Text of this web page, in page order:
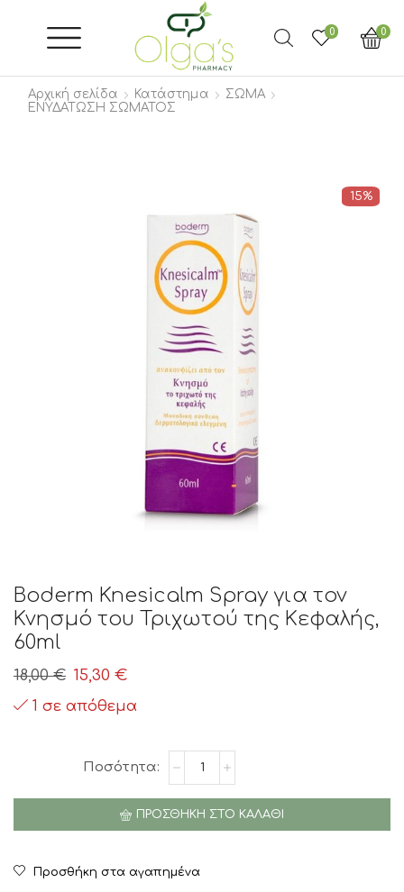
0 0
Αρχική σελίδα Κατάστημα
ΣΩΜΑ
ΕΝΥΔΑΤΩΣΗ ΣΩΜΑΤΟΣ
15%
Boderm Knesicalm Spray για τον
Κνησμό του Τριχωτού της Κεφαλής,
60ml
18,00€ Original
price
15,30€Η
τρέχουσα
είναι:
15,30 €.
1 σε απόθεμα
Boderm
Spray
για
του
ΠΡΟΣΘΉΚΗ ΣΤΟ ΚΑΛΆΘΙ
Προσθήκη στα αγαπημένα